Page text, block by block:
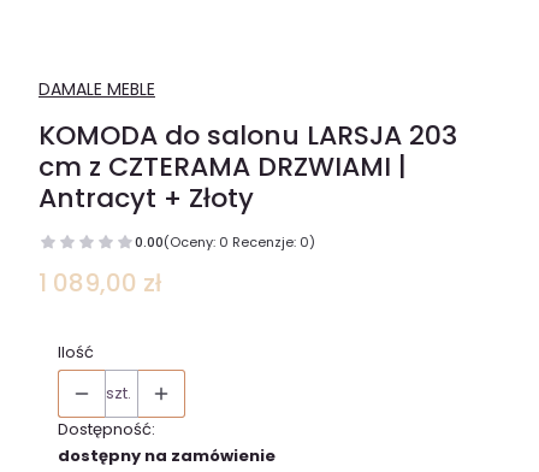
DAMALE MEBLE
KOMODA do salonu LARSJA 203
cm z CZTERAMA DRZWIAMI |
Antracyt + Złoty
0.00(Oceny: 0 Recenzje: 0)
Cena
1 089,00 zł
Ilość
szt.
Dostępność:
dostępny na zamówienie